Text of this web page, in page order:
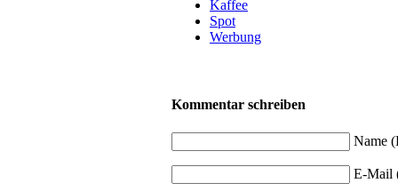
Kaffee
Spot
Werbung
Kommentar schreiben
Name
E-Mail